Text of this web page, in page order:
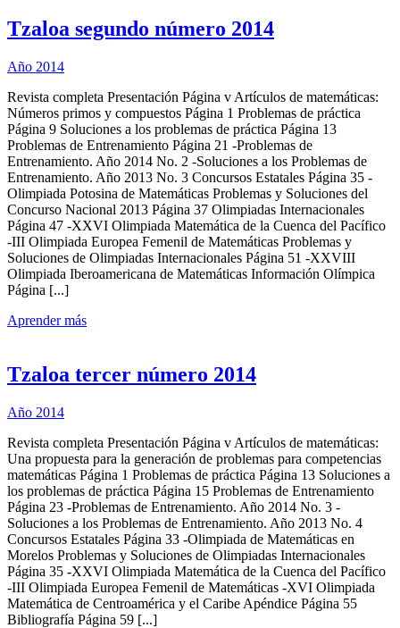
Tzaloa segundo número 2014
Año 2014
Revista completa Presentación Página v Artículos de matemáticas:
Números primos y compuestos Página 1 Problemas de práctica
Página 9 Soluciones a los problemas de práctica Página 13
Problemas de Entrenamiento Página 21 -Problemas de
Entrenamiento. Año 2014 No. 2 -Soluciones a los Problemas de
Entrenamiento. Año 2013 No. 3 Concursos Estatales Página 35 -
Olimpiada Potosina de Matemáticas Problemas y Soluciones del
Concurso Nacional 2013 Página 37 Olimpiadas Internacionales
Página 47 -XXVI Olimpiada Matemática de la Cuenca del Pacífico
-III Olimpiada Europea Femenil de Matemáticas Problemas y
Soluciones de Olimpiadas Internacionales Página 51 -XXVIII
Olimpiada Iberoamericana de Matemáticas Información Olímpica
Página [...]
Aprender más
Tzaloa tercer número 2014
Año 2014
Revista completa Presentación Página v Artículos de matemáticas:
Una propuesta para la generación de problemas para competencias
matemáticas Página 1 Problemas de práctica Página 13 Soluciones a
los problemas de práctica Página 15 Problemas de Entrenamiento
Página 23 -Problemas de Entrenamiento. Año 2014 No. 3 -
Soluciones a los Problemas de Entrenamiento. Año 2013 No. 4
Concursos Estatales Página 33 -Olimpiada de Matemáticas en
Morelos Problemas y Soluciones de Olimpiadas Internacionales
Página 35 -XXVI Olimpiada Matemática de la Cuenca del Pacífico
-III Olimpiada Europea Femenil de Matemáticas -XVI Olimpiada
Matemática de Centroamérica y el Caribe Apéndice Página 55
Bibliografía Página 59 [...]